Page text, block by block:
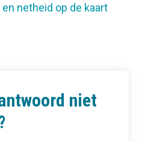
netheid op de kaart
niet